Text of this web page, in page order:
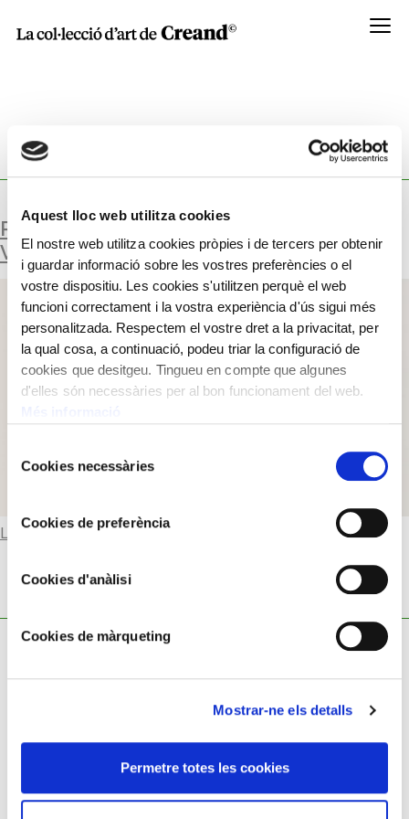
Aquest lloc web utilitza cookies
El nostre web utilitza cookies pròpies i de tercers per obtenir
i guardar informació sobre les vostres preferències o el
vostre dispositiu. Les cookies s'utilitzen perquè el web
funcioni correctament i la vostra experiència d'ús sigui més
personalitzada. Respectem el vostre dret a la privacitat, per
la qual cosa, a continuació, podeu triar la configuració de
cookies que desitgeu. Tingueu en compte que algunes
d'elles són necessàries per al bon funcionament del web.
deCookies necessàries
Cookies de preferència
Cookies d'anàlisi
Cookies de màrqueting
Mostrar-ne els detalls
Permetre totes les cookies
Menú
TYPOLOGY:
FUSTA, METALL I CERÀMICA
RELLOTGE AMB DESPLAÇAMENT
VERTICAL
Llegir-ne més
Política de privacitat
Avís legal